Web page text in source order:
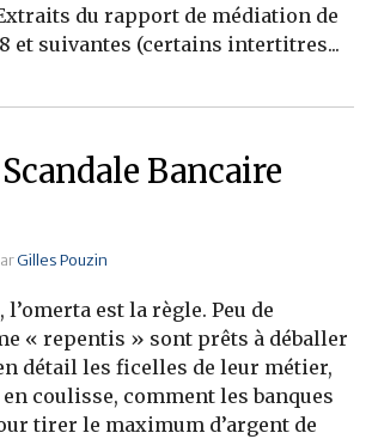
du rapport de médiation de
et suivantes (certains intertitres...
Bancaire
Gilles Pouzin
l’omerta est la règle. Peu de
« repentis » sont prêts à déballer
détail les ficelles de leur métier,
en coulisse, comment les banques
tirer le maximum d’argent de